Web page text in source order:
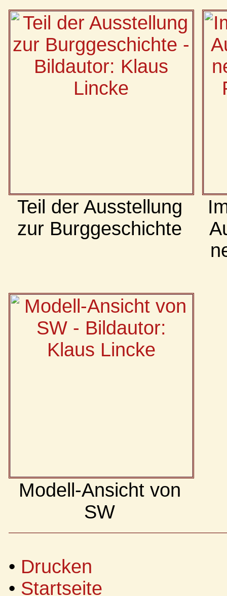
Teil der Ausstellung
zur Burggeschichte
Modell-Ansicht von
SW
• Drucken
• Startseite